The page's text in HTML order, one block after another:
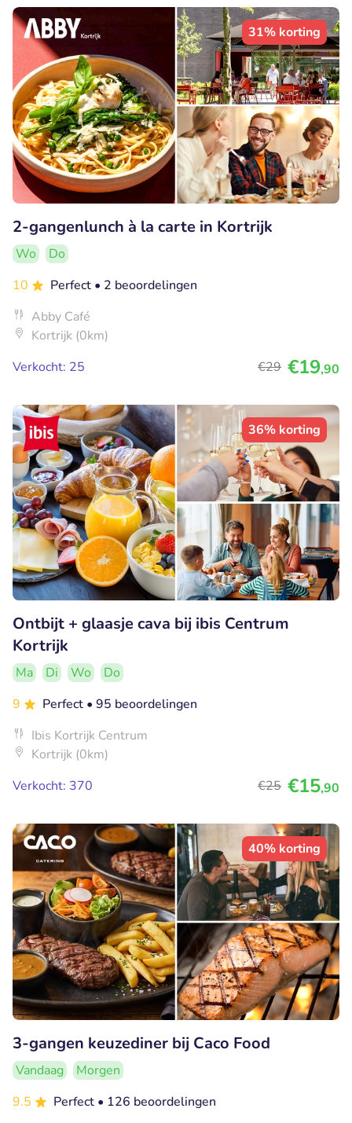
31% korting
2-gangenlunch à la carte in Kortrijk
Wo
Do
10
Perfect • 2 beoordelingen
Abby Café
Kortrijk (0km)
Verkocht: 25
€29 €19,90
36% korting
Ontbijt + glaasje cava bij ibis Centrum
Kortrijk
Ma Di Wo
Do
9
Perfect • 95 beoordelingen
Ibis Kortrijk Centrum
Kortrijk (0km)
Verkocht: 370
€25 €15,90
40% korting
3-gangen keuzediner bij Caco Food
Vandaag
Morgen
9.5
Perfect • 126 beoordelingen